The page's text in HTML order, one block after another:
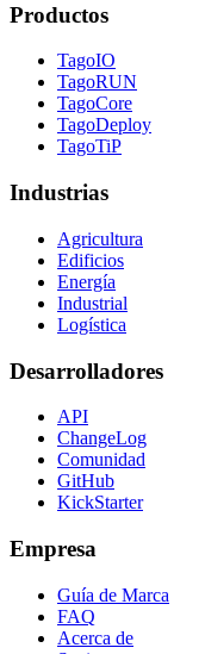
Productos
TagoIO
TagoRUN
TagoCore
TagoDeploy
TagoTiP
Industrias
Agricultura
Edificios
Energía
Industrial
Logística
Desarrolladores
API
ChangeLog
Comunidad
GitHub
KickStarter
Empresa
Guía de Marca
FAQ
Acerca de